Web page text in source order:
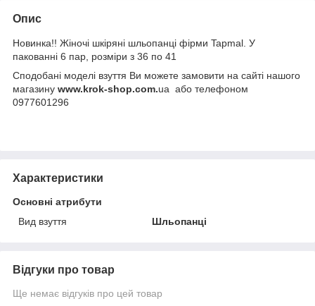
Опис
Новинка!! Жіночі шкіряні шльопанці фірми Tapmal. У
пакованні 6 пар, розміри з 36 по 41
Сподобані моделі взуття Ви можете замовити на сайті нашого
магазину www.krok-shop.com.ua або телефоном
0977601296
Характеристики
Основні атрибути
Вид взуття
Шльопанці
Відгуки про товар
Ще немає відгуків про цей товар